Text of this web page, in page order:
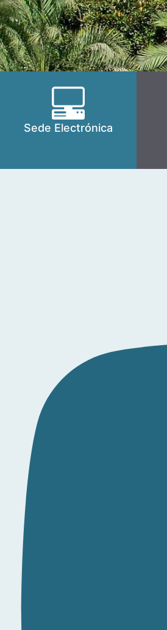
Sede Electrónica